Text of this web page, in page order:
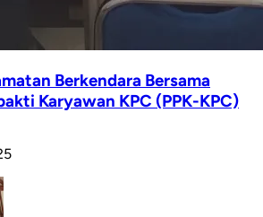
Berkendara Bersama
Karyawan KPC (PPK-KPC)